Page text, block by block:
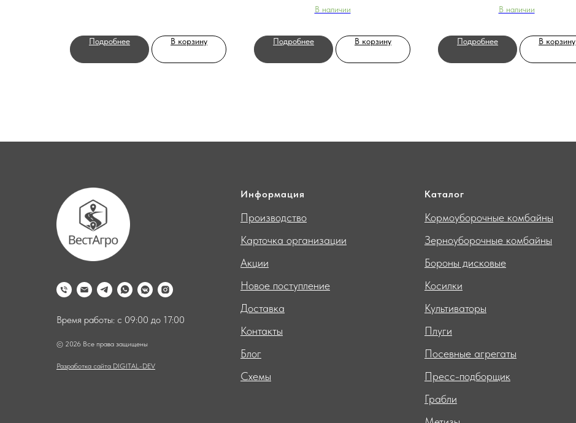
Подробнее В корзину
В наличии
Подробнее В корзину
В наличии
Подробнее В корзину
Время работы: с 09:00 до 17:00
© 2026 Все права защищены
Разработка сайта DIGITAL-DEV
Информация
Производство
Карточка организации
Акции
Новое поступление
Доставка
Контакты
Блог
Схемы
Каталог
Кормоуборочные комбайны
Зерноуборочные комбайны
Бороны дисковые
Косилки
Культиваторы
Плуги
Посевные агрегаты
Пресс-подборщик
Грабли